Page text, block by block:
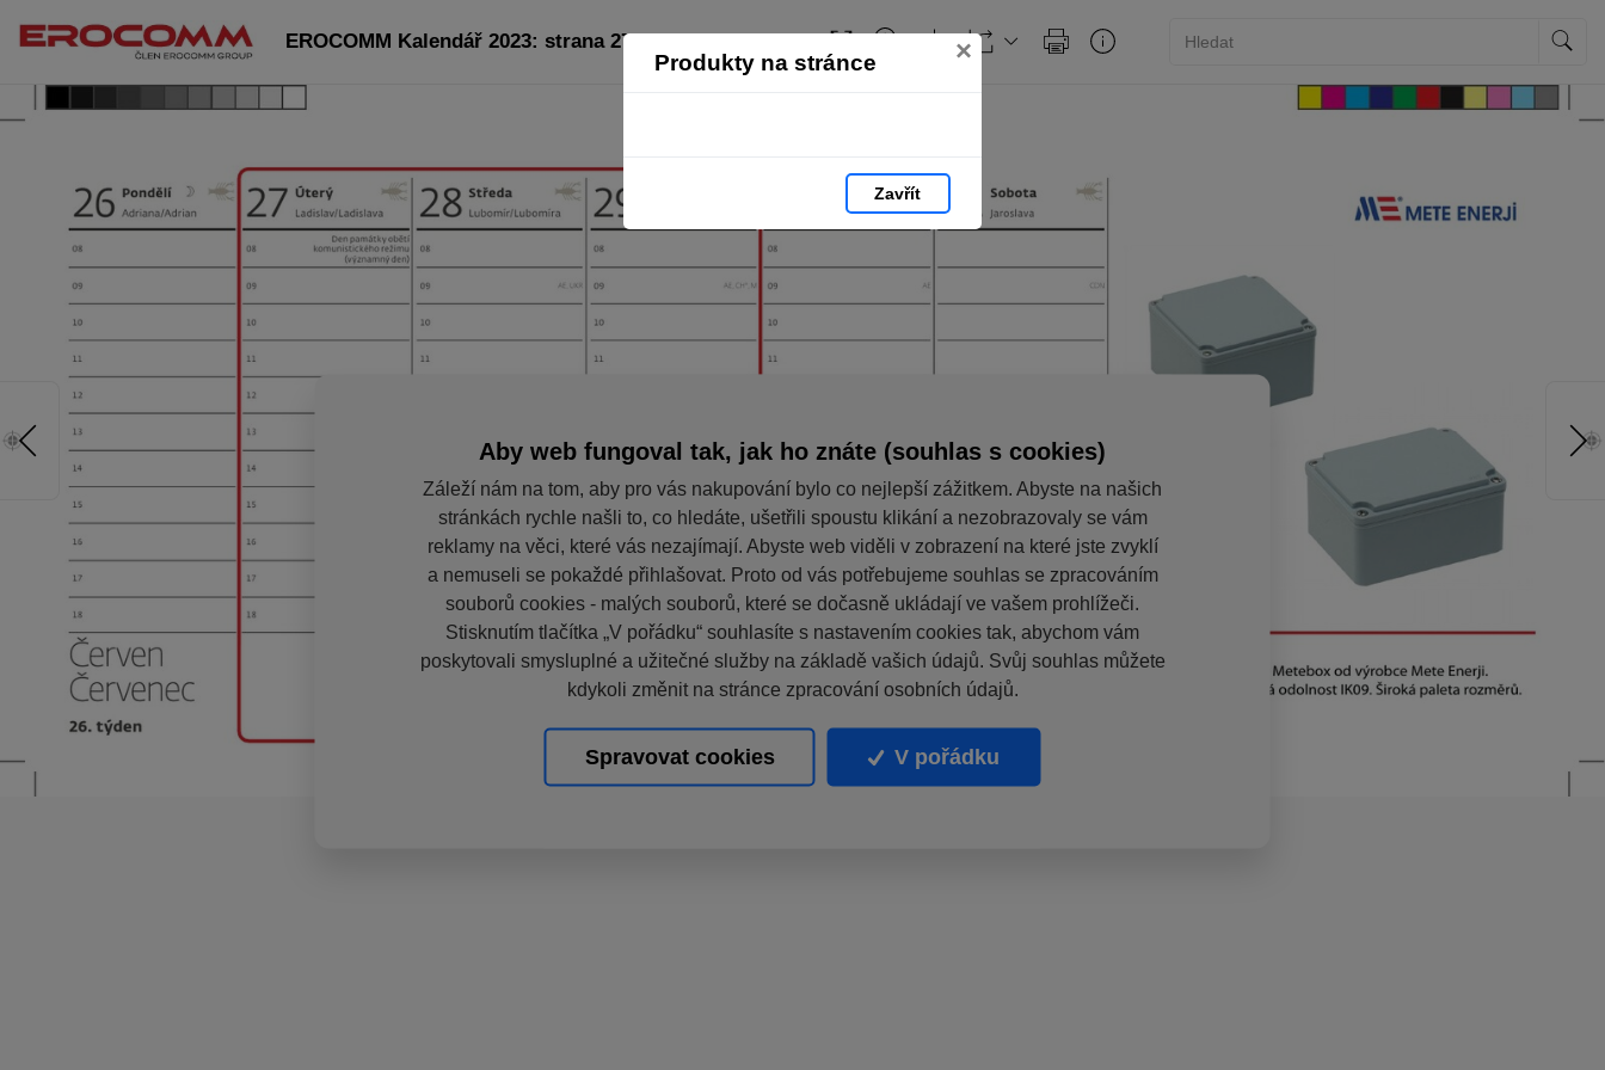
Produkty na stránce ×
Zavřít
EROCOMM Kalendář 2023: strana 27
Aby web fungoval tak, jak ho znáte (souhlas s cookies)
Záleží nám na tom, aby pro vás nakupování bylo co nejlepší zážitkem. Abyste na našich
stránkách rychle našli to, co hledáte, ušetřili spoustu klikání a nezobrazovaly se vám
reklamy na věci, které vás nezajímají. Abyste web viděli v zobrazení na které jste zvyklí
a nemuseli se pokaždé přihlašovat. Proto od vás potřebujeme souhlas se zpracováním
souborů cookies - malých souborů, které se dočasně ukládají ve vašem prohlížeči.
Stisknutím tlačítka „V pořádku“ souhlasíte s nastavením cookies tak, abychom vám
poskytovali smysluplné a užitečné služby na základě vašich údajů. Svůj souhlas můžete
kdykoli změnit na stránce zpracování osobních údajů.
Spravovat cookies V pořádku